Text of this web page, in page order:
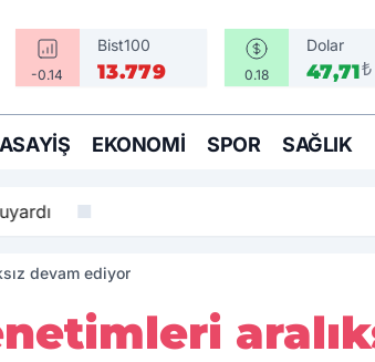
-0.14
Bist100
13.779 0.18
Dolar
47,71₺
ASAYIŞ EKONOMI SPOR SAĞLIK
devam ediyor